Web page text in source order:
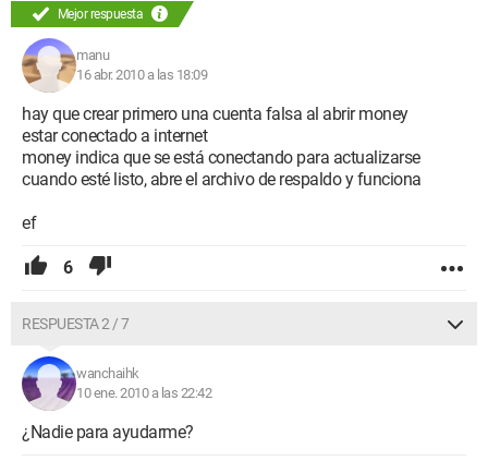
Mejor respuesta
manu
16 abr. 2010 a las 18:09
hay que crear primero una cuenta falsa al abrir money
estar conectado a internet
money indica que se está conectando para actualizarse
cuando esté listo, abre el archivo de respaldo y funciona
ef
6
RESPUESTA 2 / 7
wanchaihk
10 ene. 2010 a las 22:42
¿Nadie para ayudarme?